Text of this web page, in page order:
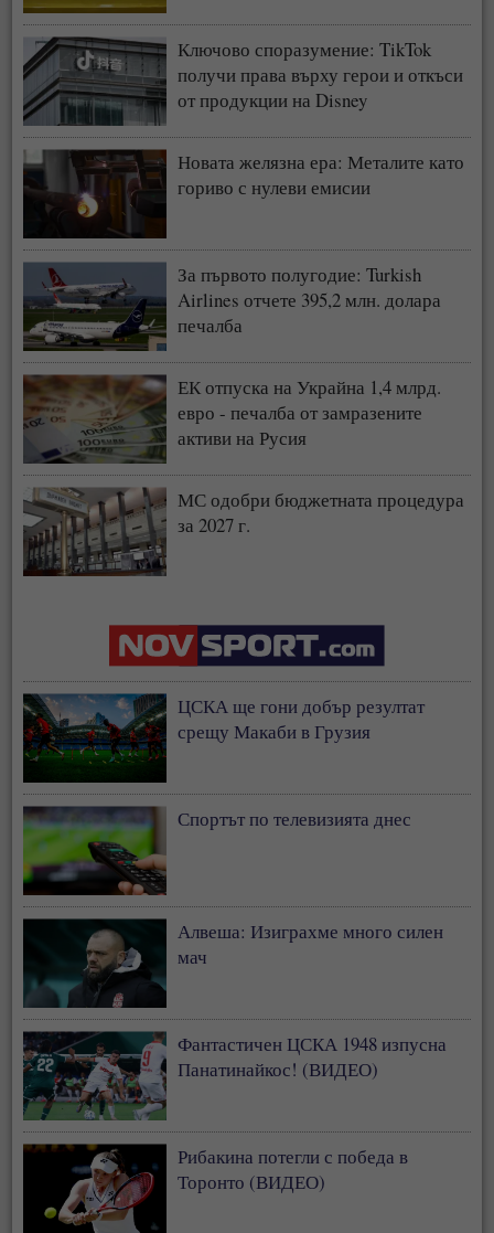
Ключово споразумение: TikTok
получи права върху герои и откъси
от продукции на Disney
Новата желязна ера: Металите като
гориво с нулеви емисии
За първото полугодие: Turkish
Airlines отчете 395,2 млн. долара
печалба
ЕК отпуска на Украйна 1,4 млрд.
евро - печалба от замразените
активи на Русия
МС одобри бюджетната процедура
за 2027 г.
ЦСКА ще гони добър резултат
срещу Макаби в Грузия
Спортът по телевизията днес
Алвеша: Изиграхме много силен
мач
Фантастичен ЦСКА 1948 изпусна
Панатинайкос! (ВИДЕО)
Рибакина потегли с победа в
Торонто (ВИДЕО)